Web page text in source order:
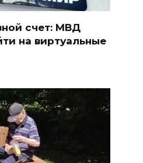
счет: МВД
на виртуальные